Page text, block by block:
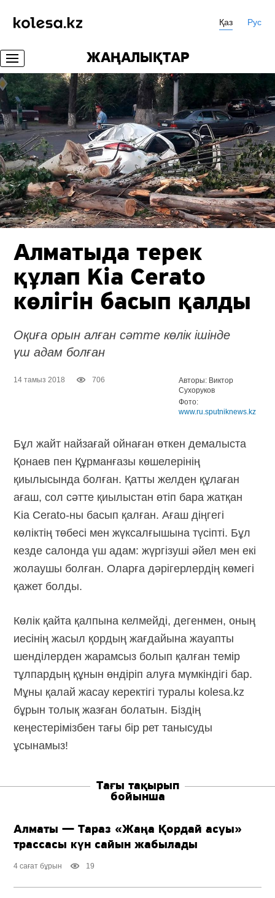
Қаз Рус
ЖАҢАЛЫҚТАР
Алматыда терек
құлап Kia Cerato
көлігін басып қалды
Оқиға орын алған сәтте көлік ішінде
үш адам болған
14 тамыз 2018 706
Авторы: Виктор
Сухоруков
Фото:
www.ru.sputniknews.kz
Бұл жайт найзағай ойнаған өткен демалыста
Қонаев пен Құрманғазы көшелерінің
қиылысында болған. Қатты желден құлаған
ағаш, сол сәтте қиылыстан өтіп бара жатқан
Kia Cerato-ны басып қалған. Ағаш діңгегі
көліктің төбесі мен жүксалғышына түсіпті. Бұл
кезде салонда үш адам: жүргізуші әйел мен екі
жолаушы болған. Оларға дәрігерлердің көмегі
қажет болды.
Көлік қайта қалпына келмейді, дегенмен, оның
иесінің жасыл қордың жағдайына жауапты
шенділерден жарамсыз болып қалған темір
тұлпардың құнын өндіріп алуға мүмкіндігі бар.
Мұны қалай жасау керектігі туралы kolesa.kz
бұрын толық жазған болатын. Біздің
кеңестерімізбен тағы бір рет танысуды
ұсынамыз!
Тағы тақырып
бойынша
Алматы — Тараз «Жаңа Қордай асуы»
трассасы күн сайын жабылады
4 сағат бұрын 19